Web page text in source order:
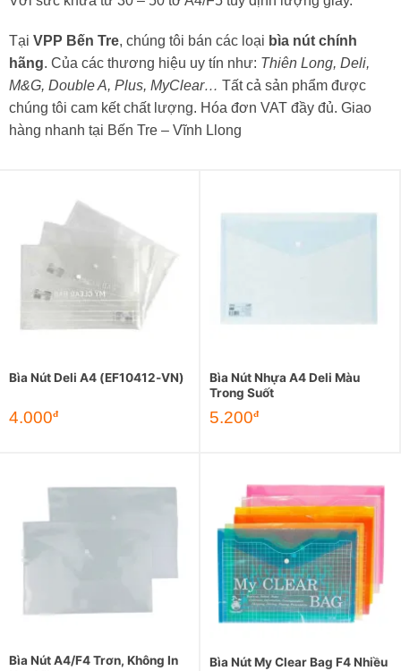
Tại VPP Bến Tre, chúng tôi bán các loại bìa nút chính
hãng. Của các thương hiệu uy tín như: Thiên Long, Deli,
M&G, Double A, Plus, MyClear… Tất cả sản phẩm được
chúng tôi cam kết chất lượng. Hóa đơn VAT đầy đủ. Giao
hàng nhanh tại Bến Tre – Vĩnh Llong
Bìa Nút Deli A4 (EF10412-VN)
4.000đ
Bìa Nút Nhựa A4 Deli Màu
Trong Suốt
5.200đ
Bìa Nút A4/F4 Trơn, Không In
Bìa Nút My Clear Bag F4 Nhiều